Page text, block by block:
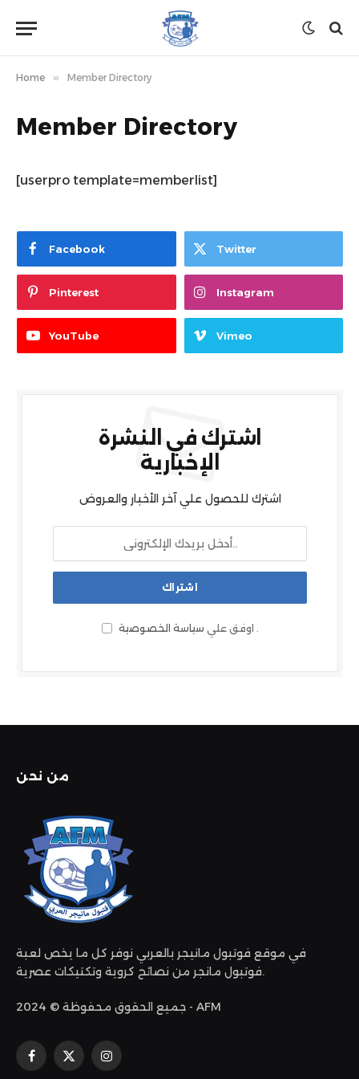
Home » Member Directory
Member Directory
[userpro template=memberlist]
Facebook Twitter
Pinterest Instagram
YouTube Vimeo
اشترك في النشرة
الإخبارية
اشترك للحصول علي آخر الأخبار والعروض
اوفق علي سياسة الخصوصية .
من نحن
في موقع فوتبول مانيجر بالعربي نوفر كل ما يخص لعبة
فوتبول مانجر من نصائح كروية وتكتيكات عصرية.
جميع الحقوق محفوظة © 2024 - AFM
فيسبوك
X
الانستغرام